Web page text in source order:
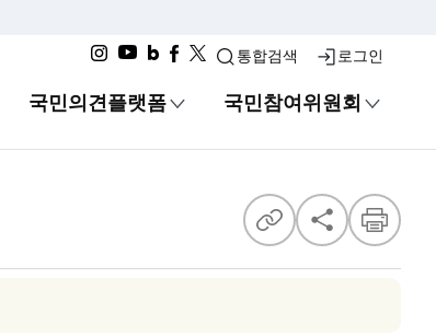
통합검색 로그인
국민의견플랫폼 국민참여위원회
공유